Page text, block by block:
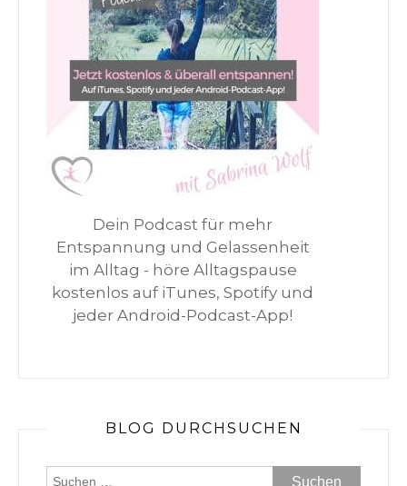
Dein Podcast für mehr
Entspannung und Gelassenheit
im Alltag - höre Alltagspause
kostenlos auf iTunes, Spotify und
jeder Android-Podcast-App!
BLOG DURCHSUCHEN
Suchen